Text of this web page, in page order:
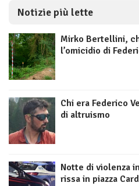
Notizie più lette
Mirko Bertellini,
l’omicidio di
Chi era Federico
di altruismo
Notte di violenza
rissa in piazza